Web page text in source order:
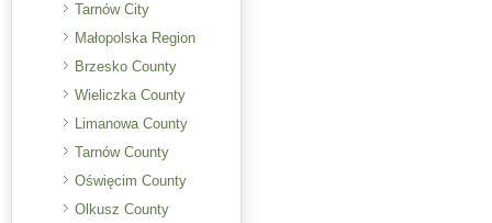
Tarnów City
Małopolska Region
Brzesko County
Wieliczka County
Limanowa County
Tarnów County
Oświęcim County
Olkusz County